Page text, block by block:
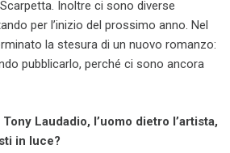
Inoltre ci sono diverse
per l’inizio del prossimo anno. Nel
la stesura di un nuovo romanzo:
pubblicarlo, perché ci sono ancora
Laudadio, l’uomo dietro l’artista,
in luce?